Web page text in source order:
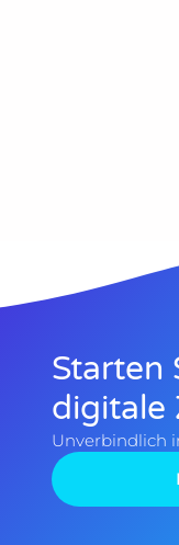
Starten
digitale
Unverbindlich